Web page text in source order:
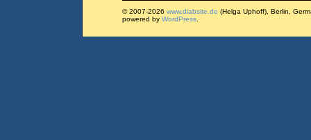
© 2007-2026 www.diabsite.de (Helga Uphoff), Berlin,
powered by WordPress.